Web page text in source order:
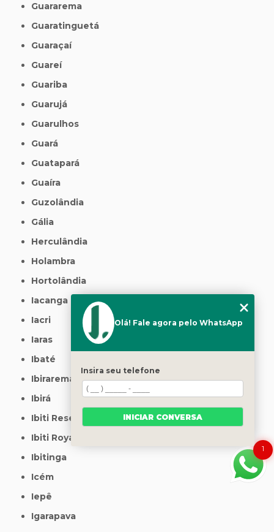
Guararema
Guaratinguetá
Guaraçaí
Guareí
Guariba
Guarujá
Guarulhos
Guará
Guatapará
Guaíra
Guzolândia
Gália
Herculândia
Holambra
Hortolândia
Iacanga
Iacri
Iaras
Ibaté
Ibirarema
Ibirá
Ibiti Reserva
Ibiti Royal
Ibitinga
Icém
Iepê
Igarapava
1
Olá! Fale agora pelo WhatsApp
Insira seu telefone
INICIAR CONVERSA